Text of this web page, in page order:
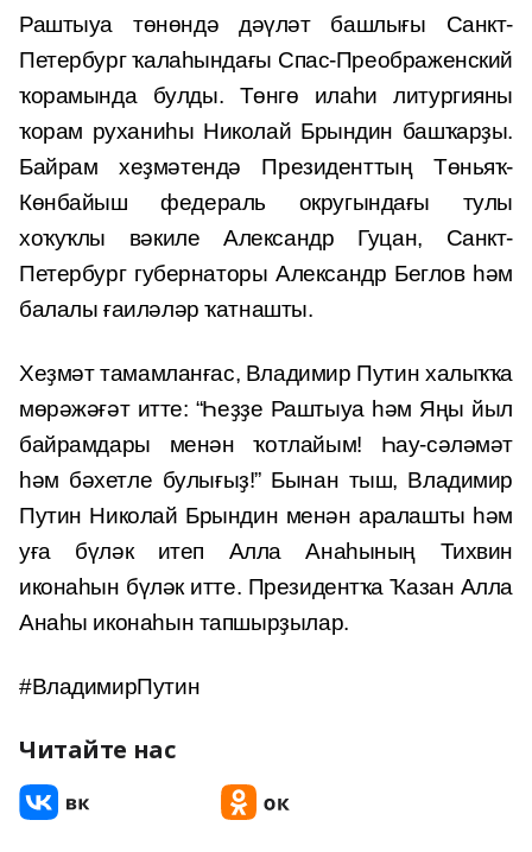
Раштыуа төнөндә дәүләт башлығы Санкт-
Петербург ҡалаһындағы Спас-Преображенский
ҡорамында булды. Төнгө илаһи литургияны
ҡорам руханиһы Николай Брындин башҡарҙы.
Байрам хеҙмәтендә Президенттың Төньяҡ-
Көнбайыш федераль округындағы тулы
хоҡуҡлы вәкиле Александр Гуцан, Санкт-
Петербург губернаторы Александр Беглов һәм
балалы ғаиләләр ҡатнашты.
Хеҙмәт тамамланғас, Владимир Путин халыҡҡа
мөрәжәғәт итте: “Һеҙҙе Раштыуа һәм Яңы йыл
байрамдары менән ҡотлайым! Һау-сәләмәт
һәм бәхетле булығыҙ!” Бынан тыш, Владимир
Путин Николай Брындин менән аралашты һәм
уға бүләк итеп Алла Анаһының Тихвин
иконаһын бүләк итте. Президентҡа Ҡазан Алла
Анаһы иконаһын тапшырҙылар.
#ВладимирПутин
Читайте нас